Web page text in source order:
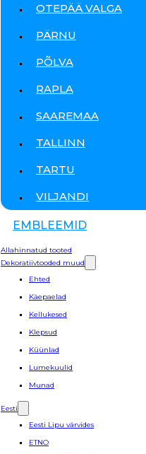
OTEPÄÄ VALGA
PÄRNU
PÕLVA
RAPLA
SAAREMAA
TALLINN
TARTU
VILJANDI
EMBLEEMID
Allahinnatud tooted
Dekoratiivtooded muud
Ehted
Käepaelad
Kellukesed
Klepsud
Küünlad
Lumekuulid
Munad
Eesti
Eesti Lipu värvides
ETNO